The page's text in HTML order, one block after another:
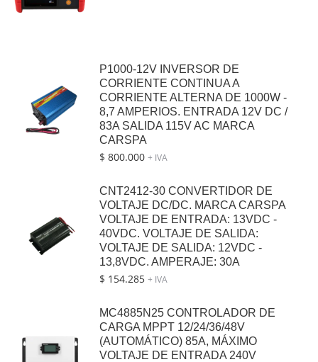
P1000-12V INVERSOR DE
CORRIENTE CONTINUA A
CORRIENTE ALTERNA DE 1000W -
8,7 AMPERIOS. ENTRADA 12V DC /
83A SALIDA 115V AC MARCA
CARSPA
$ 800.000 + IVA
CNT2412-30 CONVERTIDOR DE
VOLTAJE DC/DC. MARCA CARSPA
VOLTAJE DE ENTRADA: 13VDC -
40VDC. VOLTAJE DE SALIDA:
VOLTAJE DE SALIDA: 12VDC -
13,8VDC. AMPERAJE: 30A
$ 154.285 + IVA
MC4885N25 CONTROLADOR DE
CARGA MPPT 12/24/36/48V
(AUTOMÁTICO) 85A, MÁXIMO
VOLTAJE DE ENTRADA 240V